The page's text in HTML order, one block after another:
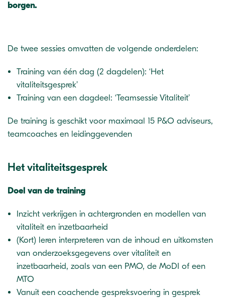
borgen.
De twee sessies omvatten de volgende onderdelen:
Training van één dag (2 dagdelen): ‘Het
vitaliteitsgesprek’
Training van een dagdeel: ‘Teamsessie Vitaliteit’
De training is geschikt voor maximaal 15 P&O adviseurs,
teamcoaches en leidinggevenden
Het vitaliteitsgesprek
Doel van de training
Inzicht verkrijgen in achtergronden en modellen van
vitaliteit en inzetbaarheid
(Kort) leren interpreteren van de inhoud en uitkomsten
van onderzoeksgegevens over vitaliteit en
inzetbaarheid, zoals van een PMO, de MoDI of een
MTO
Vanuit een coachende gespreksvoering in gesprek